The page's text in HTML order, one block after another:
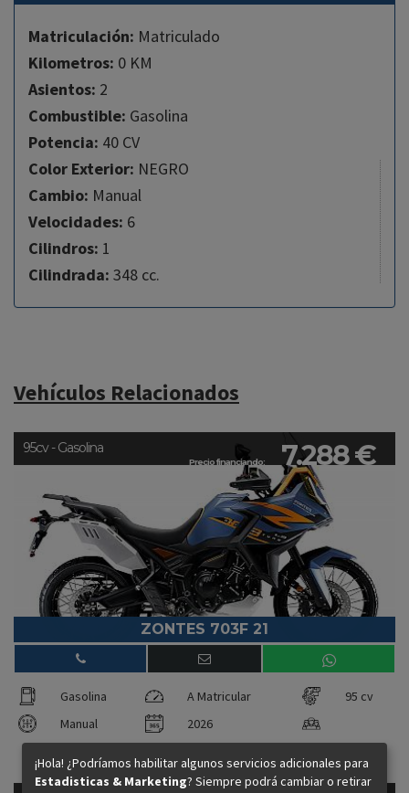
Matriculación: Matriculado
Kilometros: 0 KM
Asientos: 2
Combustible: Gasolina
Potencia: 40 CV
Color Exterior: NEGRO
Cambio: Manual
Velocidades: 6
Cilindros: 1
Cilindrada: 348 cc.
Vehículos Relacionados
Precio financiando: 7.288 €
95cv - Gasolina
ZONTES 703F 21
Gasolina A Matricular
95 cv
Manual
2026
¡Hola! ¿Podríamos habilitar algunos servicios adicionales para
Estadisticas & Marketing? Siempre podrá cambiar o retirar